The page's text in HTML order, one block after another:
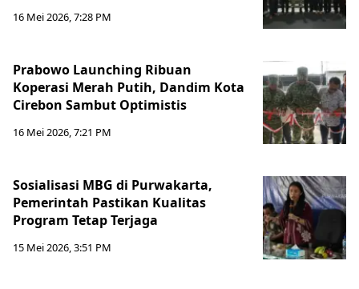
16 Mei 2026, 7:28 PM
Prabowo Launching Ribuan
Koperasi Merah Putih, Dandim Kota
Cirebon Sambut Optimistis
16 Mei 2026, 7:21 PM
Sosialisasi MBG di Purwakarta,
Pemerintah Pastikan Kualitas
Program Tetap Terjaga
15 Mei 2026, 3:51 PM